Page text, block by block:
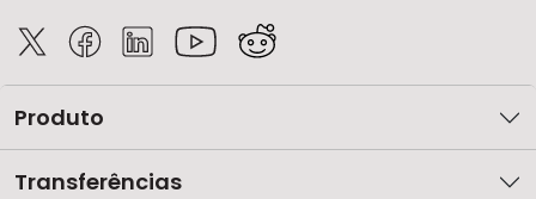
Produto
Transferências